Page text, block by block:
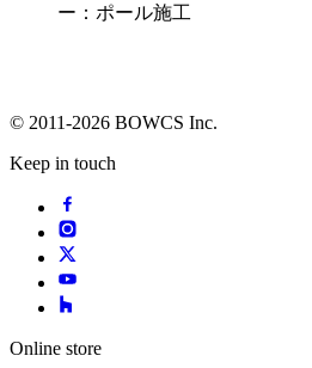
ー：ポール施工
© 2011-2026 BOWCS Inc.
Keep in touch
Online store